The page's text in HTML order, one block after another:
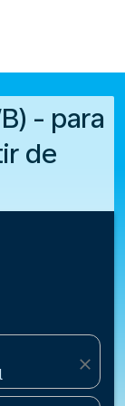
- para
de
close